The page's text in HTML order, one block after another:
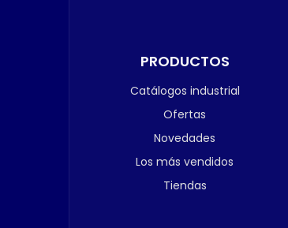
PRODUCTOS
Catálogos industrial
Ofertas
Novedades
Los más vendidos
Tiendas